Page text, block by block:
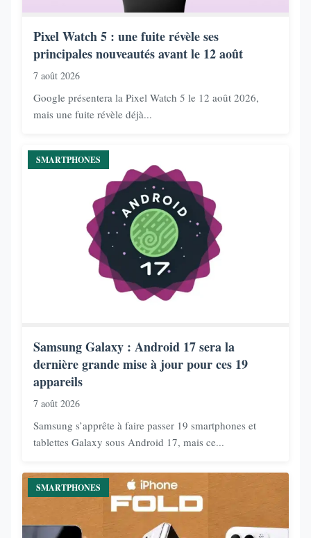
Pixel Watch 5 : une fuite révèle ses
principales nouveautés avant le 12 août
7 août 2026
Google présentera la Pixel Watch 5 le 12 août 2026,
mais une fuite révèle déjà...
SMARTPHONES
Samsung Galaxy : Android 17 sera la
dernière grande mise à jour pour ces 19
appareils
7 août 2026
Samsung s’apprête à faire passer 19 smartphones et
tablettes Galaxy sous Android 17, mais ce...
SMARTPHONES